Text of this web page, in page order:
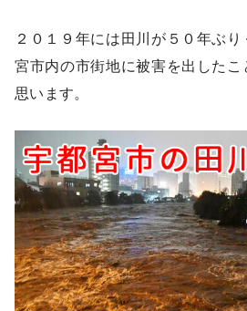
２０１９年には田川が５０年ぶ
宮市内の市街地に被害を出したこ
思います。